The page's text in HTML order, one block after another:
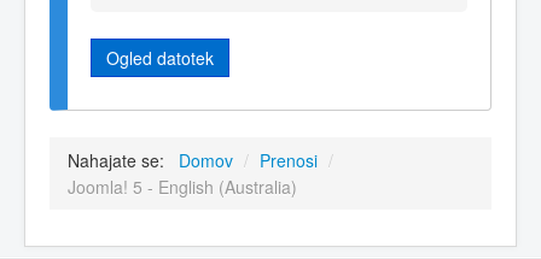
Ogled datotek
Nahajate se: Domov / Prenosi /
Joomla! 5 - English (Australia)